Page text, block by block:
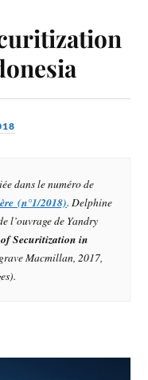
dans le numéro de
(n°1/2018). Delphine
l’ouvrage de Yandry
Securitization in
Macmillan, 2017,